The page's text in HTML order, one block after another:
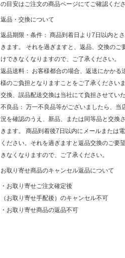
の目安はご注文の商品ページにてご確認くださ
返品・交換について
返品期限・条件： 商品到着日より7日以内と
きます。 それを過ぎますと、返品、交換のご
けできなくなりますので、ご了承ください。
返品送料： お客様都合の場合、返送にかかる
様のご負担となりますことをご了承ください
交換、誤品配送交換は当社にて負担させてい
不良品： 万一不良品等がございましたら、当
況を確認のうえ、新品、または同等品と交換
きます。 商品到着後7日以内にメールまたは
ください。それを過ぎますと返品交換のご要
きなくなりますので、ご了承ください。
お取り寄せ商品のキャンセル返品について
・お取り寄せご注文確定後
（お取り寄せ手配後）のキャンセル不可
・お取り寄せ商品の返品不可